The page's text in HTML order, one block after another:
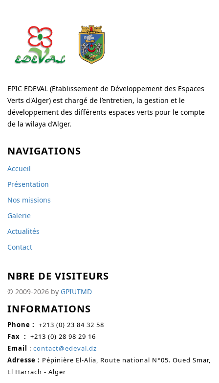
EPIC EDEVAL (Etablissement de Développement des Espaces
Verts d'Alger) est chargé de l’entretien, la gestion et le
développement des différents espaces verts pour le compte
de la wilaya d’Alger.
NAVIGATIONS
Accueil
Présentation
Nos missions
Galerie
Actualités
Contact
NBRE DE VISITEURS
© 2009-2026 by GPIUTMD
INFORMATIONS
Phone : +213 (0) 23 84 32 58
Fax : +213 (0) 28 98 29 16
Email : contact@edeval.dz
Adresse : Pépinière El-Alia, Route national N°05. Oued Smar,
El Harrach - Alger